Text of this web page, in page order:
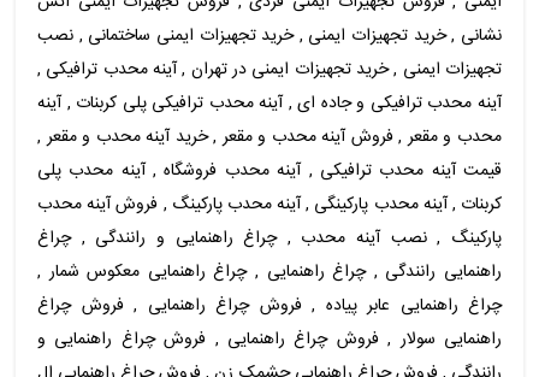
نشانی , خرید تجهیزات ایمنی , خرید تجهیزات ایمنی ساختمانی , نصب
تجهیزات ایمنی , خرید تجهیزات ایمنی در تهران , آینه محدب ترافیکی ,
آینه محدب ترافیکی و جاده ای , آینه محدب ترافیکی پلی کربنات , آینه
محدب و مقعر , فروش آینه محدب و مقعر , خرید آینه محدب و مقعر ,
قیمت آینه محدب ترافیکی , آینه محدب فروشگاه , آینه محدب پلی
کربنات , آینه محدب پارکینگی , آینه محدب پارکینگ , فروش آینه محدب
پارکینگ , نصب آینه محدب , چراغ راهنمایی و رانندگی , چراغ
راهنمایی رانندگی , چراغ راهنمایی , چراغ راهنمایی معکوس شمار ,
چراغ راهنمایی عابر پیاده , فروش چراغ راهنمایی , فروش چراغ
راهنمایی سولار , فروش چراغ راهنمایی , فروش چراغ راهنمایی و